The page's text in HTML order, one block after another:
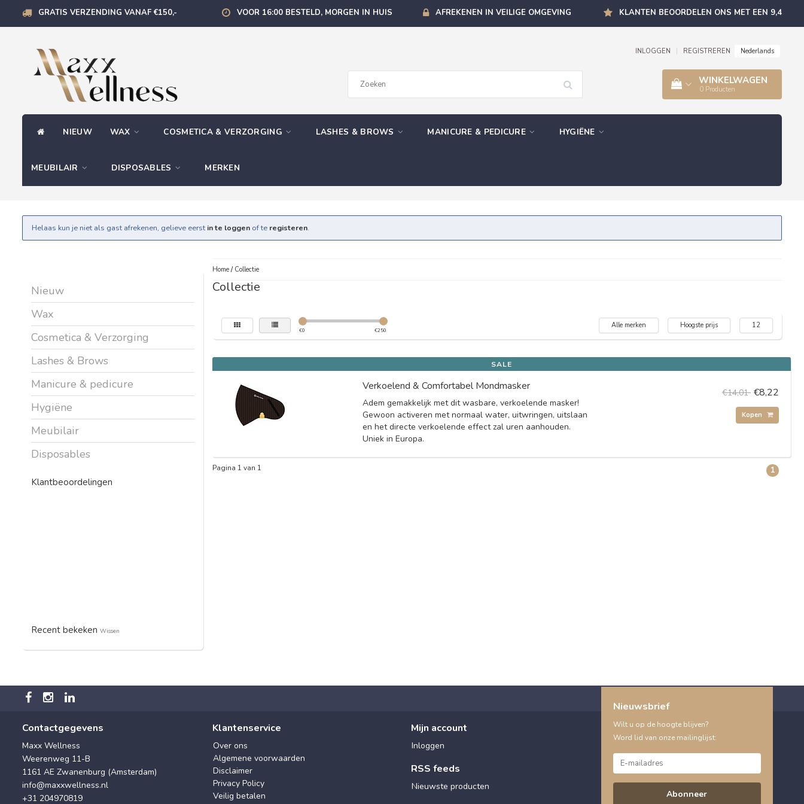
GRATIS VERZENDING VANAF €150,- VOOR 16:00 BESTELD, MORGEN IN HUIS AFREKENEN IN VEILIGE OMGEVING KLANTEN BEOORDELEN ONS MET EEN 9,4
INLOGGEN REGISTREREN Nederlands
WINKELWAGEN
0 Producten
NIEUW WAX COSMETICA & VERZORGING LASHES & BROWS MANICURE & PEDICURE HYGIËNE
MEUBILAIR DISPOSABLES MERKEN
Helaas kun je niet als gast afrekenen, gelieve eerst in te loggen of te registeren.
Nieuw
Wax
Cosmetica & Verzorging
Lashes & Brows
Manicure & pedicure
Hygiëne
Meubilair
Disposables
Klantbeoordelingen
Recent bekeken Wissen
Home/ Collectie
Collectie
€0 €250
Alle merken Hoogste prijs 12
SALE
Verkoelend & Comfortabel Mondmasker
Adem gemakkelijk met dit wasbare, verkoelende masker!
Gewoon activeren met normaal water, uitwringen, uitslaan
en het directe verkoelende effect zal uren aanhouden.
Uniek in Europa.
€14,01 €8,22
Kopen
Pagina 1 van 1 1
Contactgegevens
Maxx Wellness
Weerenweg 11-B
1161 AE Zwanenburg (Amsterdam)
info@maxxwellness.nl
+31 204970819
Klantenservice
Over ons
Algemene voorwaarden
Disclaimer
Privacy Policy
Veilig betalen
Mijn account
Inloggen
RSS feeds
Nieuwste producten
Nieuwsbrief
Wilt u op de hoogte blijven?
Word lid van onze mailinglijst:
Abonneer